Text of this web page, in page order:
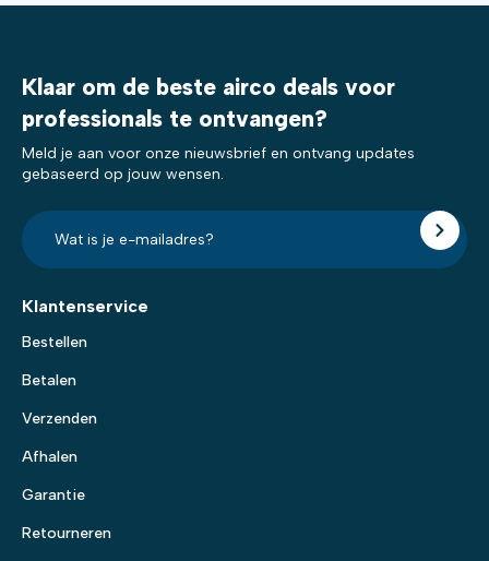
Klaar om de beste airco deals voor
professionals te ontvangen?
Meld je aan voor onze nieuwsbrief en ontvang updates
gebaseerd op jouw wensen.
E-
mailadres?
*
Klantenservice
Bestellen
Betalen
Verzenden
Afhalen
Garantie
Retourneren